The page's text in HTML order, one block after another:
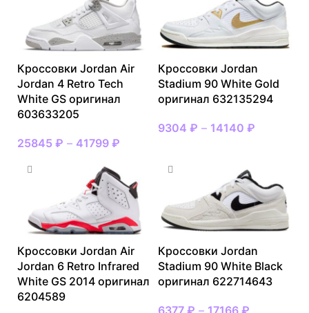
Кроссовки Jordan Air
Jordan 4 Retro Tech
White GS оригинал
603633205
25845 ₽ – 41799 ₽
Кроссовки Jordan
Stadium 90 White Gold
оригинал 632135294
9304 ₽ – 14140 ₽
Кроссовки Jordan Air
Jordan 6 Retro Infrared
White GS 2014 оригинал
6204589
Кроссовки Jordan
Stadium 90 White Black
оригинал 622714643